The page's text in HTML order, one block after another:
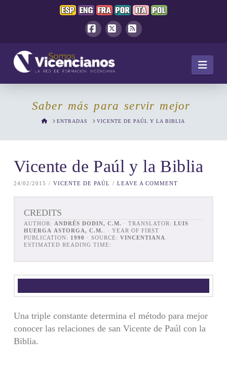
Saber más para servir mejor
HOMEENTRADAS VICENTE DE PAÚL Y LA BIBLIA
Vicente de Paúl y la Biblia
24/02/2015 VICENTE DE PAÚL LEAVE A COMMENT
CREDITS
AUTHOR: ANDRÉS DODIN, C.M. · TRANSLATOR: LUIS
HUERGA ASTORGA, C.M.
. · YEAR OF FIRST
PUBLICATION: 1990 · SOURCE: VINCENTIANA
ESTIMATED READING TIME:
Una triple constante determina el método para mejor
conocer las relaciones de san Vicente de Paúl con la
Biblia.